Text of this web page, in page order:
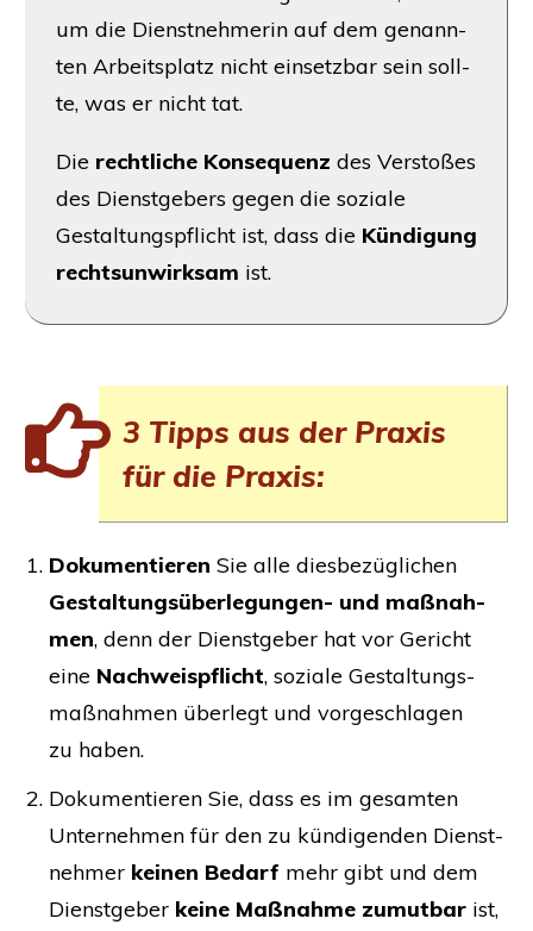
um die Dienst­neh­me­rin auf dem genann­
ten Arbeits­platz nicht ein­setz­bar sein soll­
te, was er nicht tat.
Die recht­li­che Kon­se­quenz des Ver­sto­ßes
des Dienst­ge­bers gegen die sozia­le
Gestal­tungs­pflicht ist, dass die Kün­di­gung
rechts­un­wirk­sam ist.
3 Tipps aus der Pra­xis
für die Praxis:
Doku­men­tie­ren Sie alle dies­be­züg­li­chen
Gestal­tungs­über­le­gun­gen- und maß­nah­
men, denn der Dienst­ge­ber hat vor Gericht
eine Nach­weis­pflicht, sozia­le Gestal­tungs­
maß­nah­men über­legt und vor­ge­schla­gen
zu haben.
Doku­men­tie­ren Sie, dass es im gesam­ten
Unter­neh­men für den zu kün­di­gen­den Dienst­
neh­mer kei­nen Bedarf mehr gibt und dem
Dienst­ge­ber kei­ne Maß­nah­me zumut­bar ist,